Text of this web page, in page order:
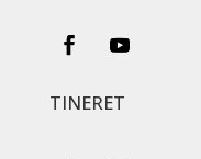
TINERET